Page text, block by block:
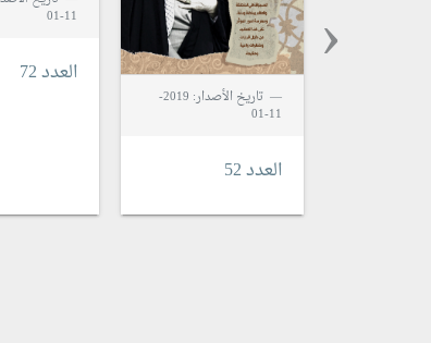
تاريخ الأصدار: 2019-
11-01
العدد 52
11-01
العدد 72 ‹